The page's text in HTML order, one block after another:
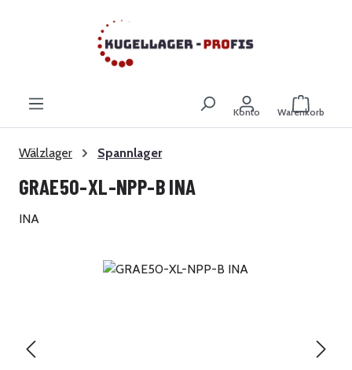
Zum Hauptinhalt springen
Konto Warenkorb
Wälzlager Spannlager
GRAE50-XL-NPP-B INA
INA
Bildergalerie überspringen